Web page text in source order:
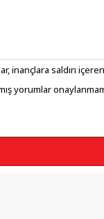
inançlara saldırı
yorumlar